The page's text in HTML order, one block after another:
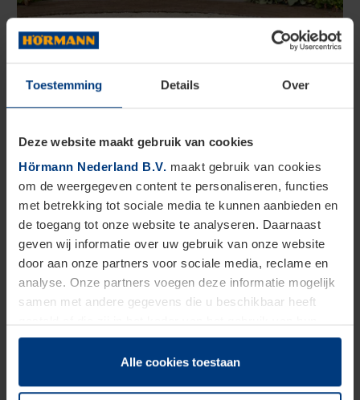
Toestemming Details Over
Deze website maakt gebruik van cookies
Hörmann Nederland B.V. maakt gebruik van cookies
om de weergegeven content te personaliseren, functies
met betrekking tot sociale media te kunnen aanbieden en
de toegang tot onze website te analyseren. Daarnaast
geven wij informatie over uw gebruik van onze website
door aan onze partners voor sociale media, reclame en
analyse. Onze partners voegen deze informatie mogelijk
samen met andere gegevens die u beschikbaar heeft
dienstverlening hebben verzameld.
Juridisch zijn wij gerechtigd om cookies op uw computer
Alle cookies toestaan
Vindeen dealer
Vind verkooppunt
Selecteer product
Selecteer een of meer producten
Welke services?
Selecteer een of meer diensten
Deze zoekactie is alleen bedoeld voor particuliere